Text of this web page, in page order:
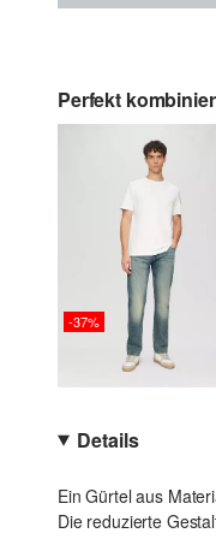
Perfekt
-37%
Details
Ein Gürtel aus
Die reduzierte